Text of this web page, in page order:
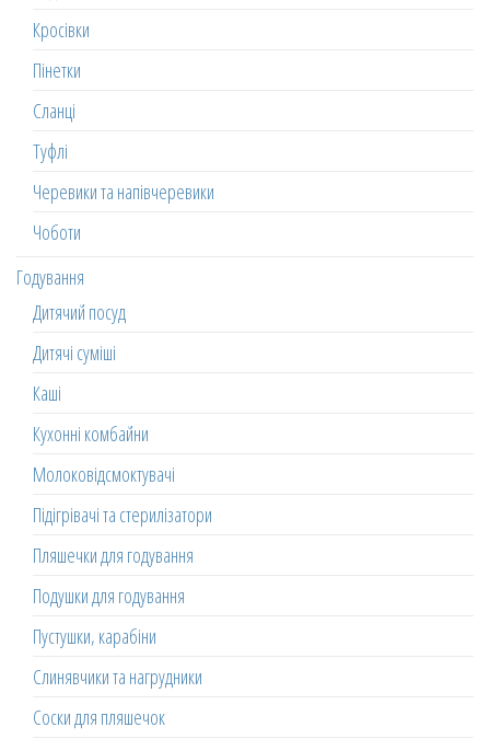
Кросівки
Пінетки
Сланці
Туфлі
Черевики та напівчеревики
Чоботи
Годування
Дитячий посуд
Дитячі суміші
Каші
Кухонні комбайни
Молоковідсмоктувачі
Підігрівачі та стерилізатори
Пляшечки для годування
Подушки для годування
Пустушки, карабіни
Слинявчики та нагрудники
Соски для пляшечок